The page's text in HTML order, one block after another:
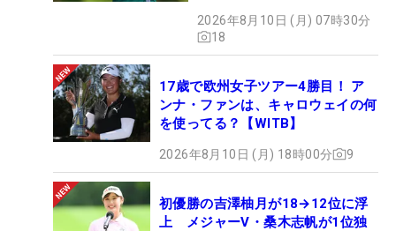
2026年8月10日 (月) 07時30分
18
17歳で欧州女子ツアー4勝目！ ア
ンナ・ファンは、キャロウェイの何
を使ってる？【WITB】
2026年8月10日 (月) 18時00分 9
初優勝の吉澤柚月が18→12位に浮
上 メジャーV・桑木志帆が1位独